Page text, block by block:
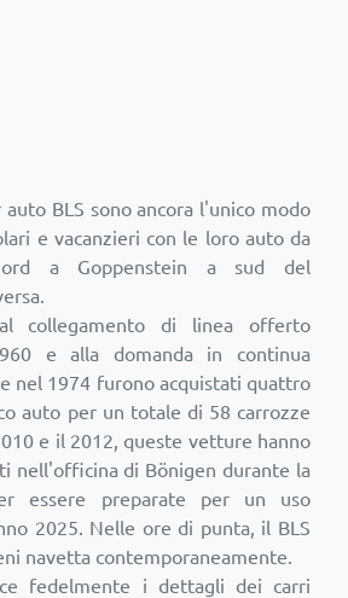
BLS sono ancora l'unico modo
e vacanzieri con le loro auto da
a Goppenstein a sud del
collegamento di linea offerto
e alla domanda in continua
nel 1974 furono acquistati quattro
auto per un totale di 58 carrozze
e il 2012, queste vetture hanno
nell'officina di Bönigen durante la
essere preparate per un uso
2025. Nelle ore di punta, il BLS
navetta contemporaneamente.
fedelmente i dettagli dei carri